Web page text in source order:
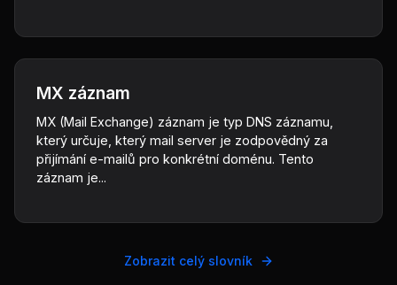
MX záznam
MX (Mail Exchange) záznam je typ DNS záznamu,
který určuje, který mail server je zodpovědný za
přijímání e-mailů pro konkrétní doménu. Tento
záznam je...
Zobrazit celý slovník